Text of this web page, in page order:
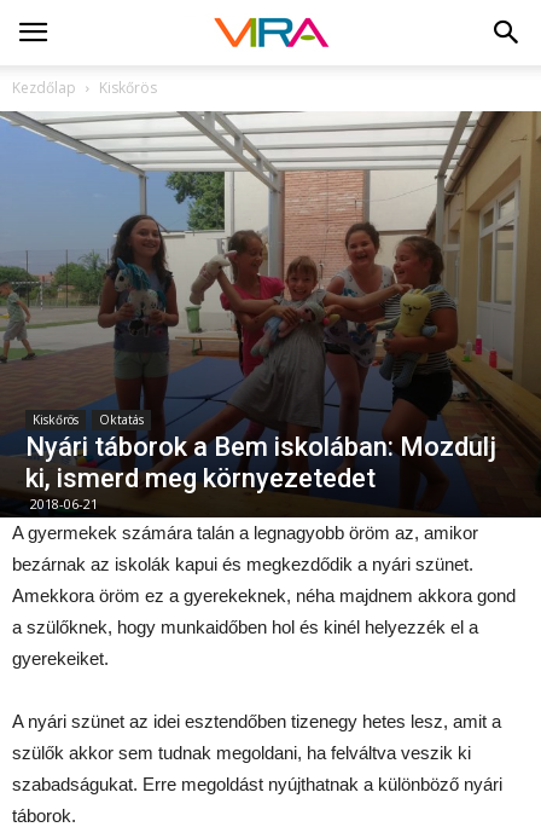
Kezdőlap Kiskőrös
Kiskőrös Oktatás
Nyári táborok a Bem iskolában: Mozdulj
ki, ismerd meg környezetedet
2018-06-21
A gyermekek számára talán a legnagyobb öröm az, amikor
bezárnak az iskolák kapui és megkezdődik a nyári szünet.
Amekkora öröm ez a gyerekeknek, néha majdnem akkora gond
a szülőknek, hogy munkaidőben hol és kinél helyezzék el a
gyerekeiket.
A nyári szünet az idei esztendőben tizenegy hetes lesz, amit a
szülők akkor sem tudnak megoldani, ha felváltva veszik ki
szabadságukat. Erre megoldást nyújthatnak a különböző nyári
táborok.